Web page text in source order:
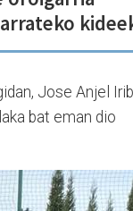
Jose Anjel
bat eman dio